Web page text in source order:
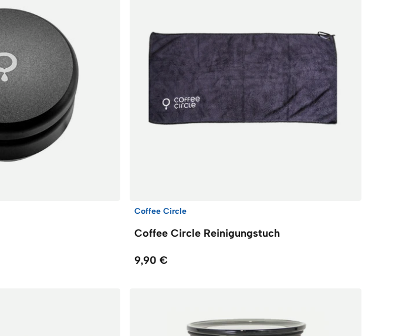
Coffee Circle
Coffee Circle Reinigungstuch
9,90 €